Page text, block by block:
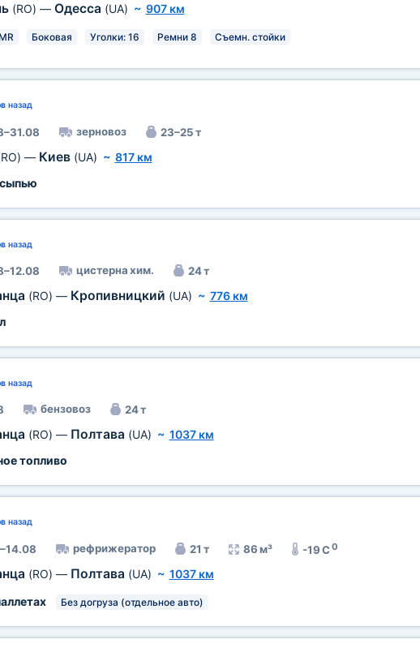
(RO) — Одесса (UA) ~ 907 км
Боковая Уголки: 16 Ремни 8 Съемн. стойки
назад
зерновоз 23–25 т
— Киев (UA) ~ 817 км
назад
цистерна хим. 24 т
(RO) — Кропивницкий (UA) ~ 776 км
назад
бензовоз 24 т
(RO) — Полтава (UA) ~ 1037 км
топливо
назад
рефрижератор 21 т 86 м³ -19 C0
(RO) — Полтава (UA) ~ 1037 км
Без догруза (отдельное авто)